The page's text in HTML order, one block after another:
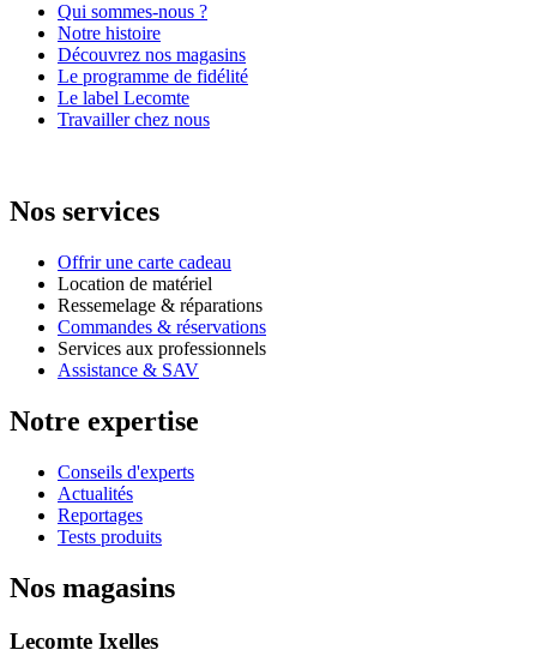
Qui sommes-nous ?
Notre histoire
Découvrez nos magasins
Le programme de fidélité
Le label Lecomte
Travailler chez nous
Nos services
Offrir une carte cadeau
Location de matériel
Ressemelage & réparations
Commandes & réservations
Services aux professionnels
Assistance & SAV
Notre expertise
Conseils d'experts
Actualités
Reportages
Tests produits
Nos magasins
Lecomte Ixelles